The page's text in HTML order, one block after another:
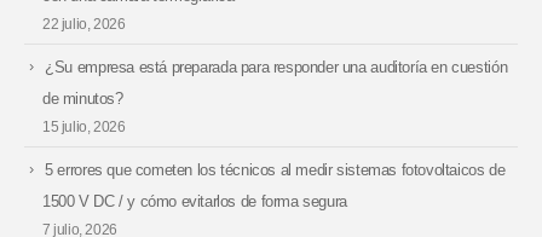
22 julio, 2026
¿Su empresa está preparada para responder una auditoría en cuestión
de minutos?
15 julio, 2026
5 errores que cometen los técnicos al medir sistemas fotovoltaicos de
1500 V DC / y cómo evitarlos de forma segura
7 julio, 2026